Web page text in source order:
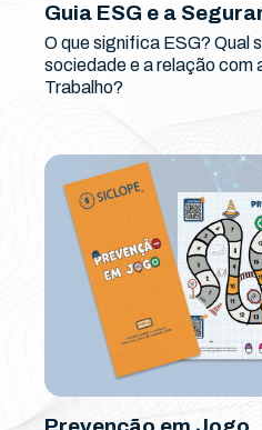
Guia ESG e a
O que significa ESG? Qual
sociedade e a relação com
Trabalho?